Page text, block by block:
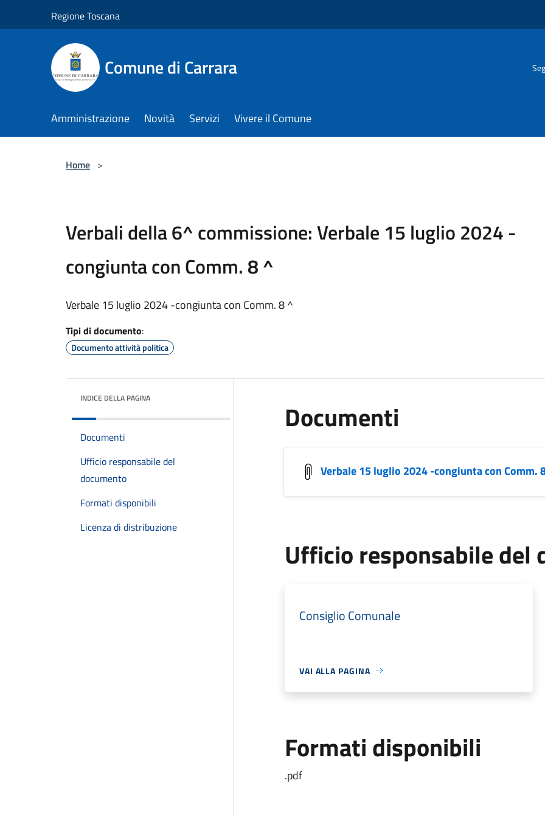
Regione Toscana
Comune di Carrara
Amministrazione Novità Servizi Vivere il Comune
Home >
Verbali della 6^ commissione: Verbale 15 luglio 2024 -
congiunta con Comm. 8 ^
Verbale 15 luglio 2024 -congiunta con Comm. 8 ^
Tipi di documento:
Documento attività politica
INDICE DELLA PAGINA
Documenti
Ufficio responsabile del
documento
Formati disponibili
Licenza di distribuzione
Documenti
Verbale 15 luglio 2024 -congiunta con Comm.
Ufficio responsabile del
Consiglio Comunale
VAI ALLA PAGINA
Formati disponibili
.pdf